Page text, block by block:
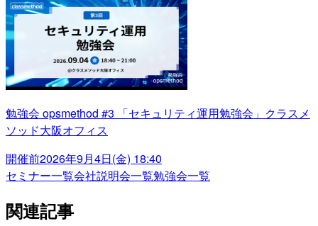
勉強会 opsmethod #3 「セキュリティ運用勉強会」クラスメ
ソッド大阪オフィス
開催前2026年9月4日(金) 18:40
セミナー一覧会社説明会一覧勉強会一覧
関連記事